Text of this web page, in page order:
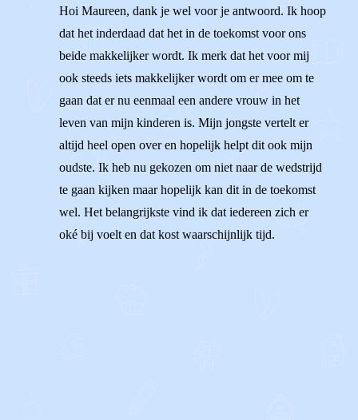
Hoi Maureen, dank je wel voor je antwoord. Ik hoop
dat het inderdaad dat het in de toekomst voor ons
beide makkelijker wordt. Ik merk dat het voor mij
ook steeds iets makkelijker wordt om er mee om te
gaan dat er nu eenmaal een andere vrouw in het
leven van mijn kinderen is. Mijn jongste vertelt er
altijd heel open over en hopelijk helpt dit ook mijn
oudste. Ik heb nu gekozen om niet naar de wedstrijd
te gaan kijken maar hopelijk kan dit in de toekomst
wel. Het belangrijkste vind ik dat iedereen zich er
oké bij voelt en dat kost waarschijnlijk tijd.